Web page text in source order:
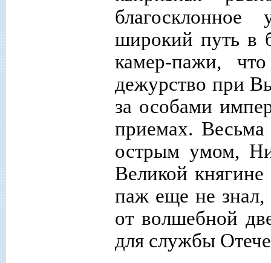
широкий путь в
камер-пажи,
дежурство при
за особами
приемах.
острым умом,
Великой
паж еще не знал,
от волшебной
для службы